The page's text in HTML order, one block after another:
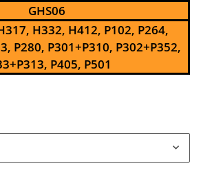
GHS06
H332, H412, P102, P264,
P280, P301+P310, P302+P352,
P405, P501